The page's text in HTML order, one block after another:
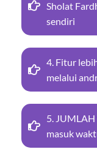
Sholat
sendiri
4. Fitur
melalui
5.
masuk